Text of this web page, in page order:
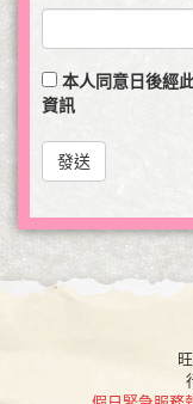
本人同意日後經
資訊
發送